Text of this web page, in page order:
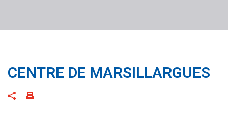
CENTRE DE MARSILLARGUES